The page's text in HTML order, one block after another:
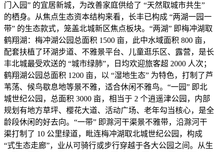
门入园” 的宜居新城，为改善家庭供给了 “天然取城市共生”
的栖身。从焦点生态资本结构来看，长丰已构成 “两湖一园一
带” 的生态款式，笼盖北城新区焦点板块。“两湖” 即梅冲湖取
鹤翔湖：梅冲湖公园总面积 1500 亩，此中水域面积 800 亩，
配套扶植了环湖步道、不雅景平台、儿童逛乐区、露营，是长
丰北城最受欢送的 “城市绿肺”，日均欢迎旅客超 2000 人次；
鹤翔湖公园总面积 1200 亩，以 “湿地生态” 为特色，打制了芦
苇荡、候鸟歇息地等景不雅，适合休闲不雅鸟。“一园” 即北
城世纪公园，总面积 3000 亩，相当于 2 个逍遥津公园，内部
规划有地方草坪、樱花大道、活动广场、老年勾当核心，是全
龄段休闲的好去向。“一带” 即滁河干渠景不雅带，沿滁河干
渠打制了 10 公里绿道，毗连梅冲湖取北城世纪公园，构成
“式生态走廊”，业从可骑行或步行穿越于各大公园之间。从生